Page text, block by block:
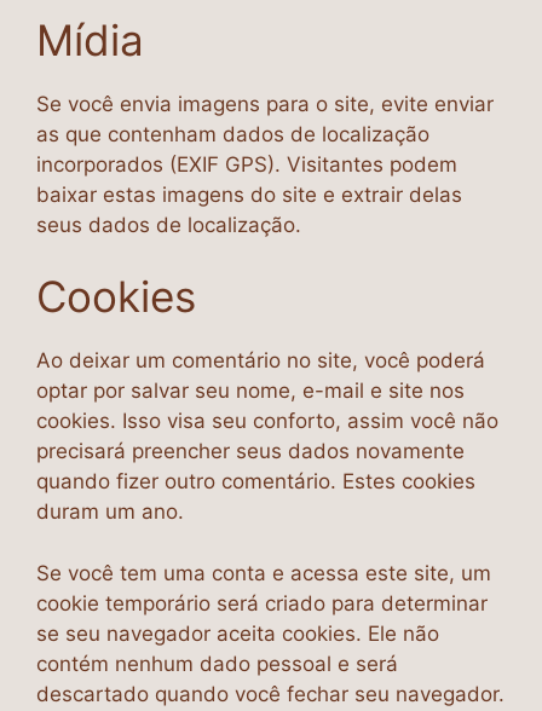
Mídia
Se você envia imagens para o site, evite enviar
as que contenham dados de localização
incorporados (EXIF GPS). Visitantes podem
baixar estas imagens do site e extrair delas
seus dados de localização.
Cookies
Ao deixar um comentário no site, você poderá
optar por salvar seu nome, e-mail e site nos
cookies. Isso visa seu conforto, assim você não
precisará preencher seus dados novamente
quando fizer outro comentário. Estes cookies
duram um ano.
Se você tem uma conta e acessa este site, um
cookie temporário será criado para determinar
se seu navegador aceita cookies. Ele não
contém nenhum dado pessoal e será
descartado quando você fechar seu navegador.